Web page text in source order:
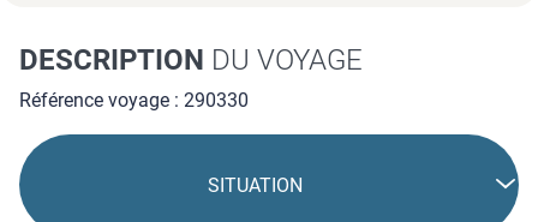
DESCRIPTION DU VOYAGE
Référence voyage : 290330
SITUATION